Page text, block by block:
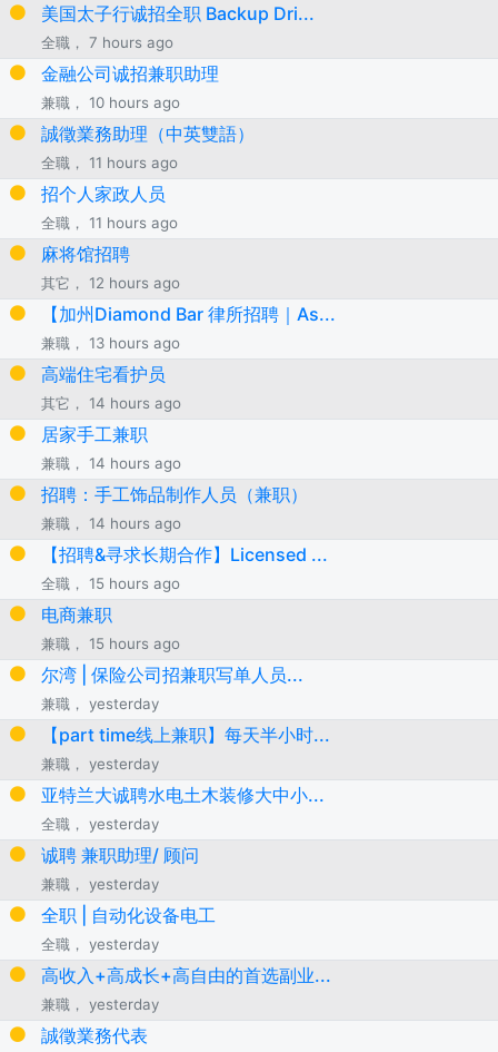
美国太子行诚招全职 Backup Dri...
全職， 7 hours ago
金融公司诚招兼职助理
兼職， 10 hours ago
誠徵業務助理（中英雙語）
全職， 11 hours ago
招个人家政人员
全職， 11 hours ago
麻将馆招聘
其它， 12 hours ago
【加州Diamond Bar 律所招聘｜As...
兼職， 13 hours ago
高端住宅看护员
其它， 14 hours ago
居家手工兼职
兼職， 14 hours ago
招聘：手工饰品制作人员（兼职）
兼職， 14 hours ago
【招聘&寻求长期合作】Licensed ...
全職， 15 hours ago
电商兼职
兼職， 15 hours ago
尔湾 | 保险公司招兼职写单人员...
兼職， yesterday
【part time线上兼职】每天半小时...
兼職， yesterday
亚特兰大诚聘水电土木装修大中小...
全職， yesterday
诚聘 兼职助理/ 顾问
兼職， yesterday
全职 | 自动化设备电工
全職， yesterday
高收入+高成长+高自由的首选副业...
兼職， yesterday
誠徵業務代表